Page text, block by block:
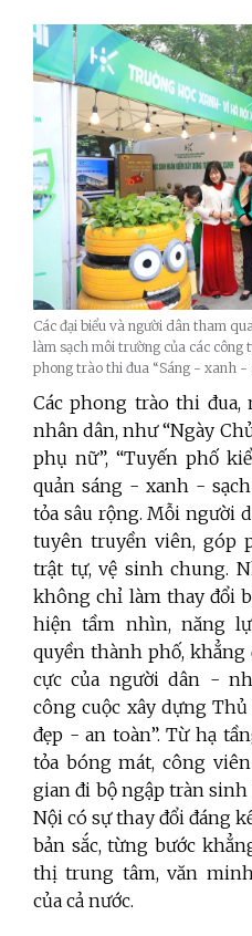
Các đại biểu và người dân tham
làm sạch môi trường của các
phong trào thi đua “Sáng - xanh -
Các phong trào thi
nhân dân, như “Ngày
phụ nữ”, “Tuyến phố
quản sáng - xanh -
tỏa sâu rộng. Mỗi người
tuyên truyền viên, góp
trật tự, vệ sinh chung.
không chỉ làm thay đổi
hiện tầm nhìn, năng
quyền thành phố,
cực của người dân -
công cuộc xây dựng
đẹp - an toàn”. Từ hạ
tỏa bóng mát, công
gian đi bộ ngập tràn
Nội có sự thay đổi đáng
bản sắc, từng bước
thị trung tâm, văn
của cả nước.